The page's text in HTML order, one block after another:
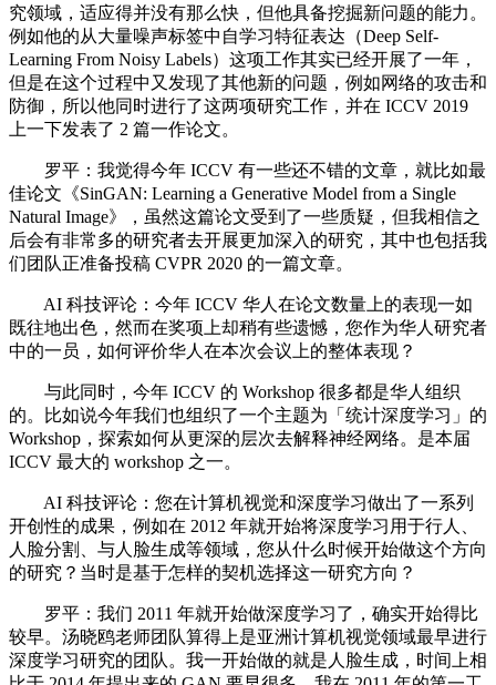
究领域，适应得并没有那么快，但他具备挖掘新问题的能力。
例如他的从大量噪声标签中自学习特征表达（Deep Self-
Learning From Noisy Labels）这项工作其实已经开展了一年，
但是在这个过程中又发现了其他新的问题，例如网络的攻击和
防御，所以他同时进行了这两项研究工作，并在 ICCV 2019
上一下发表了 2 篇一作论文。
罗平：我觉得今年 ICCV 有一些还不错的文章，就比如最
佳论文《SinGAN: Learning a Generative Model from a Single
Natural Image》，虽然这篇论文受到了一些质疑，但我相信之
后会有非常多的研究者去开展更加深入的研究，其中也包括我
们团队正准备投稿 CVPR 2020 的一篇文章。
AI 科技评论：今年 ICCV 华人在论文数量上的表现一如
既往地出色，然而在奖项上却稍有些遗憾，您作为华人研究者
中的一员，如何评价华人在本次会议上的整体表现？
与此同时，今年 ICCV 的 Workshop 很多都是华人组织
的。比如说今年我们也组织了一个主题为「统计深度学习」的
Workshop，探索如何从更深的层次去解释神经网络。是本届
ICCV 最大的 workshop 之一。
AI 科技评论：您在计算机视觉和深度学习做出了一系列
开创性的成果，例如在 2012 年就开始将深度学习用于行人、
人脸分割、与人脸生成等领域，您从什么时候开始做这个方向
的研究？当时是基于怎样的契机选择这一研究方向？
罗平：我们 2011 年就开始做深度学习了，确实开始得比
较早。汤晓鸥老师团队算得上是亚洲计算机视觉领域最早进行
深度学习研究的团队。我一开始做的就是人脸生成，时间上相